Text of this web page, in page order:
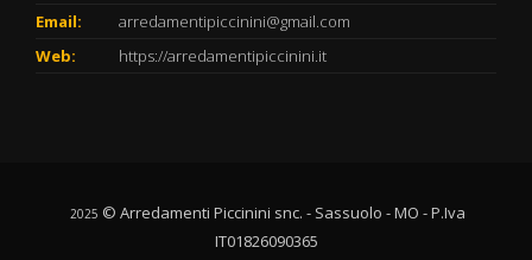
Email:
arredamentipiccinini@gmail.com
Web:
https://arredamentipiccinini.it
2025 © Arredamenti Piccinini snc. - Sassuolo - MO - P.Iva
IT01826090365